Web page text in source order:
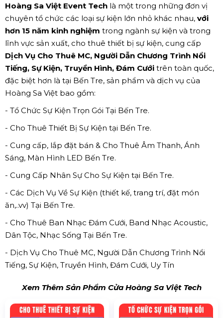
Hoàng Sa Việt Event Tech là một trong những đơn vị
chuyên tổ chức các loại sự kiện lớn nhỏ khác nhau, với
hơn 15 năm kinh nghiệm trong ngành sự kiện và trong
lĩnh vực sản xuất, cho thuê thiết bị sự kiện, cung cấp
Dịch Vụ Cho Thuê MC, Người Dẫn Chương Trình Nổi
Tiếng, Sự Kiện, Truyền Hình, Đám Cưới trên toàn quốc,
đặc biệt hơn là tại Bến Tre, sản phẩm và dịch vụ của
Hoàng Sa Việt bao gồm:
- Tổ Chức Sự Kiện Trọn Gói Tại Bến Tre.
- Cho Thuê Thiết Bị Sự Kiện tại Bến Tre.
- Cung cấp, lắp đặt bán & Cho Thuê Âm Thanh, Ánh
Sáng, Màn Hình LED Bến Tre.
- Cung Cấp Nhân Sự Cho Sự Kiện tại Bến Tre.
- Các Dịch Vụ Về Sự Kiện (thiết kế, trang trí, đặt món
ăn,..vv) Tại Bến Tre.
- Cho Thuê Ban Nhạc Đám Cưới, Band Nhạc Acoustic,
Dân Tộc, Nhạc Sống Tại Bến Tre.
- Dịch Vụ Cho Thuê MC, Người Dẫn Chương Trình Nổi
Tiếng, Sự Kiện, Truyền Hình, Đám Cưới, Uy Tín
Xem Thêm Sản Phẩm Cửa Hoàng Sa Việt Tech